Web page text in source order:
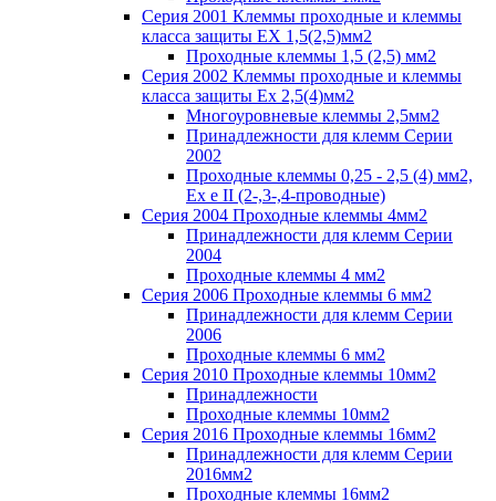
Серия 2001 Клеммы проходные и клеммы
класса защиты EX 1,5(2,5)мм2
Проходные клеммы 1,5 (2,5) мм2
Серия 2002 Клеммы проходные и клеммы
класса защиты Ex 2,5(4)мм2
Многоуровневые клеммы 2,5мм2
Принадлежности для клемм Серии
2002
Проходные клеммы 0,25 - 2,5 (4) мм2,
Ex e II (2-,3-,4-проводные)
Серия 2004 Проходные клеммы 4мм2
Принадлежности для клемм Серии
2004
Проходные клеммы 4 мм2
Серия 2006 Проходные клеммы 6 мм2
Принадлежности для клемм Серии
2006
Проходные клеммы 6 мм2
Серия 2010 Проходные клеммы 10мм2
Принадлежности
Проходные клеммы 10мм2
Серия 2016 Проходные клеммы 16мм2
Принадлежности для клемм Серии
2016мм2
Проходные клеммы 16мм2